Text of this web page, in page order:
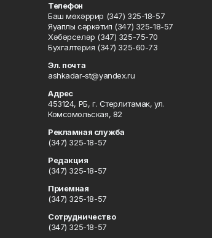
Телефон
Баш мөхәррир (347) 325-18-57
Яуаплы сәркәтип (347) 325-18-57
Хәбәрселәр (347) 325-75-70
Бухгалтерия (347) 325-60-73
Эл. почта
ashkadar-st@yandex.ru
Адрес
453124, РБ, г. Стерлитамак, ул.
Комсомольская, 82
Рекламная служба
(347) 325-18-57
Редакция
(347) 325-18-57
Приемная
(347) 325-18-57
Сотрудничество
(347) 325-18-57